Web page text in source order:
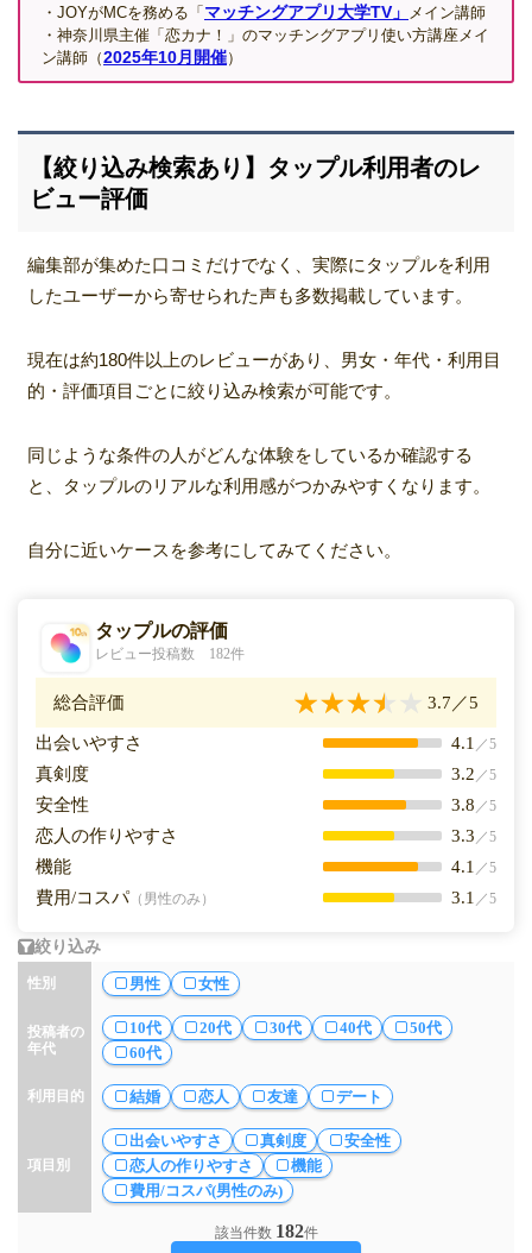
・JOYがMCを務める「マッチングアプリ大学TV」
メイン講師
・神奈川県主催「恋カナ！」のマッチングアプリ使い方講座メイ
ン講師（2025年10月開催）
【絞り込み検索あり】タップル利用者のレ
ビュー評価
編集部が集めた口コミだけでなく、実際にタップルを利用
したユーザーから寄せられた声も多数掲載しています。
現在は約180件以上のレビューがあり、男女・年代・利用目
的・評価項目ごとに絞り込み検索が可能です。
同じような条件の人がどんな体験をしているか確認する
と、タップルのリアルな利用感がつかみやすくなります。
自分に近いケースを参考にしてみてください。
タップルの評価
レビュー投稿数 182件
総合評価 3.7 ／5
出会いやすさ 4.1 ／5
真剣度 3.2 ／5
安全性 3.8 ／5
恋人の作りやすさ 3.3 ／5
機能 4.1 ／5
費用/コスパ（男性のみ） 3.1 ／5
絞り込み
性別 男性 女性
投稿者の
年代
10代 20代 30代 40代
50代
60代
利用目的 結婚 恋人 友達 デート
項目別
出会いやすさ 真剣度
安全性
恋人の作りやすさ
機能
費用/コスパ(男性のみ)
該当件数 182件